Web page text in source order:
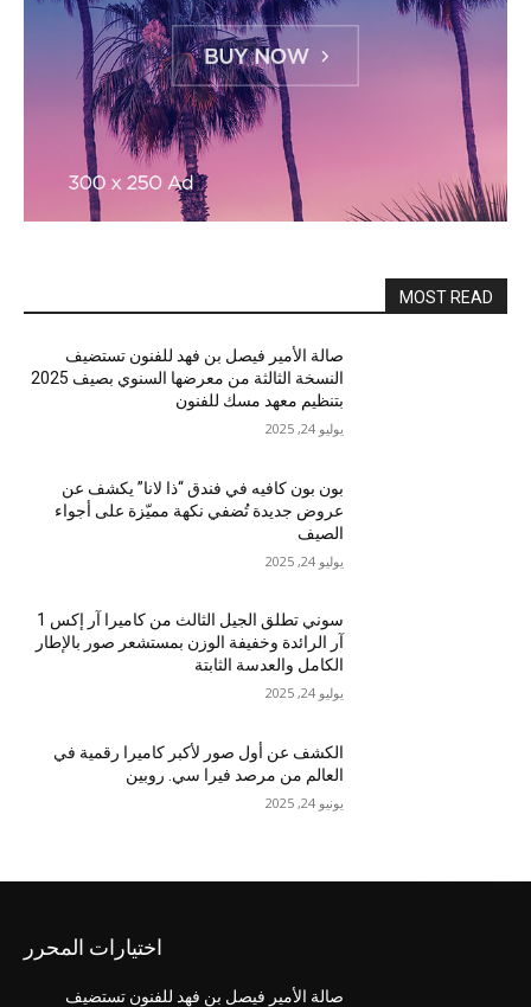
MOST READ
صالة الأمير فيصل بن فهد للفنون تستضيف
النسخة الثالثة من معرضها السنوي بصيف 2025
بتنظيم معهد مسك للفنون
يوليو 24, 2025
بون بون كافيه في فندق “ذا لانا” يكشف عن
عروض جديدة تُضفي نكهة مميّزة على أجواء
الصيف
يوليو 24, 2025
سوني تطلق الجيل الثالث من كاميرا آر إكس 1
آر الرائدة وخفيفة الوزن بمستشعر صور بالإطار
الكامل والعدسة الثابتة
يوليو 24, 2025
الكشف عن أول صور لأكبر كاميرا رقمية في
العالم من مرصد فيرا سي. روبين
يونيو 24, 2025
اختيارات المحرر
صالة الأمير فيصل بن فهد للفنون تستضيف